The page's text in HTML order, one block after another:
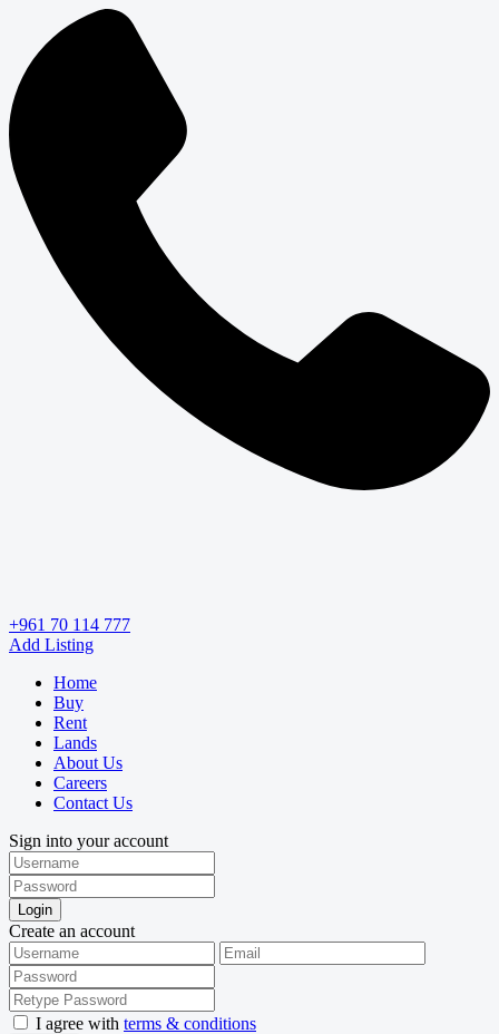
+961 70 114 777
Add Listing
Home
Buy
Rent
Lands
About Us
Careers
Contact Us
Sign into your account
Login
Create an account
I agree with terms & conditions